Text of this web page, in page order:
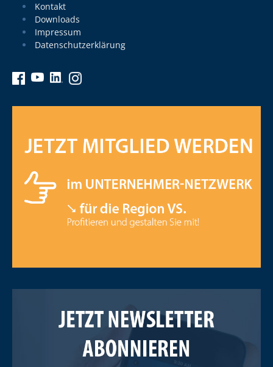
Kontakt
Downloads
Impressum
Datenschutzerklärung